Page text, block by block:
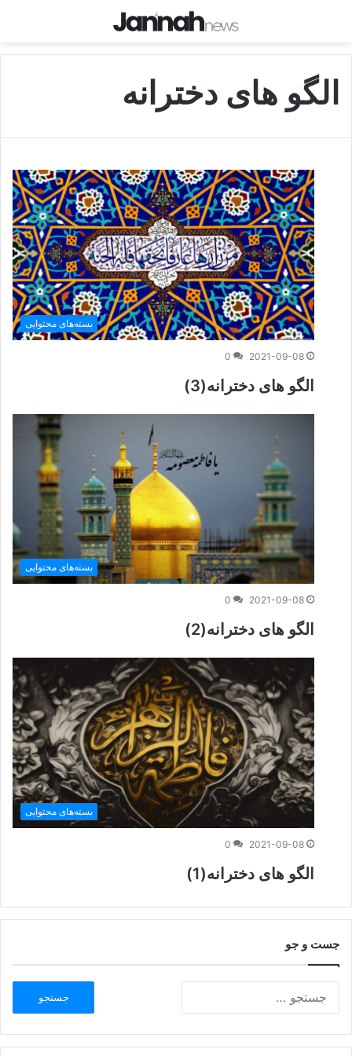
الگو های دخترانه
بسته‌های محتوایی
2021-09-08
0
الگو های دخترانه(3)
بسته‌های محتوایی
2021-09-08
0
الگو های دخترانه(2)
بسته‌های محتوایی
2021-09-08
0
الگو های دخترانه(1)
جست و جو